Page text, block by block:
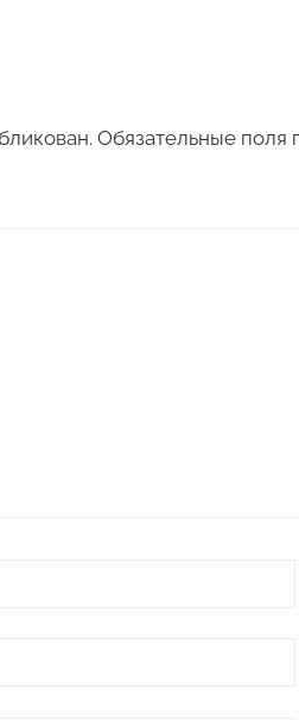
Обязательные поля